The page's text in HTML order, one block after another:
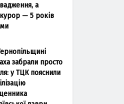
а
— 5 років
забрали просто
у ТЦК пояснили